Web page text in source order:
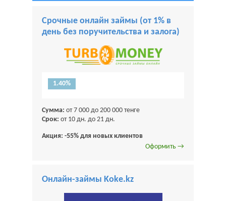
Срочные онлайн займы (от 1% в
день без поручительства и залога)
1.40%
Сумма: от 7 000 до 200 000 тенге
Срок: от 10 дн. до 21 дн.
Акция: -55% для новых клиентов
Оформить →
Онлайн-займы Koke.kz